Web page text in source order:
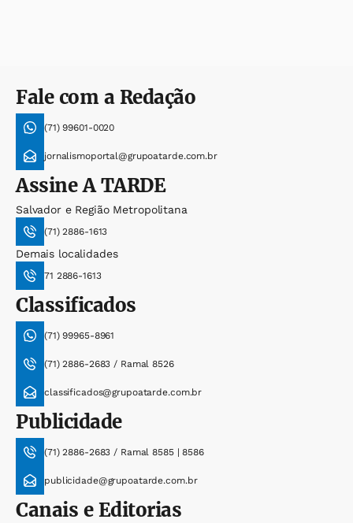
Fale com a Redação
(71) 99601-0020
jornalismoportal@grupoatarde.com.br
AssineA TARDE
Salvador e Região Metropolitana
(71) 2886-1613
Demais localidades
71 2886-1613
Classificados
(71) 99965-8961
(71) 2886-2683 / Ramal 8526
classificados@grupoatarde.com.br
Publicidade
(71) 2886-2683 / Ramal 8585 | 8586
publicidade@grupoatarde.com.br
Canais e Editorias